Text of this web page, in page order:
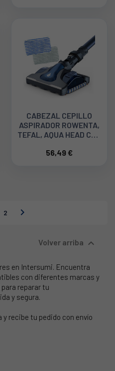
CABEZAL CEPILLO
ASPIRADOR ROWENTA,
TEFAL, AQUA HEAD CON
56,49 €
2 
Volver arriba 
en Intersumi. Encuentra
con diferentes marcas y
reparar tu
y segura.
recibe tu pedido con envío